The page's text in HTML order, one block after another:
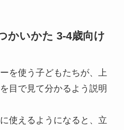
かいかた 3-4歳向け
を使う子どもたちが、上
目で見て分かるよう説明
使えるようになると、立